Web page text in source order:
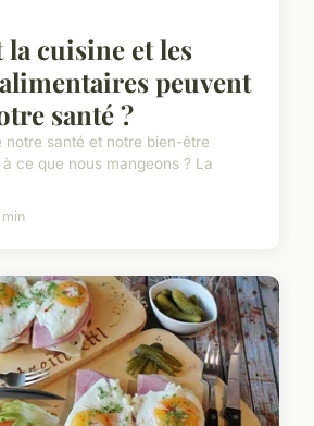
cuisine et les
peuvent
santé ?
notre santé et notre bien-être
ce que nous mangeons ? La